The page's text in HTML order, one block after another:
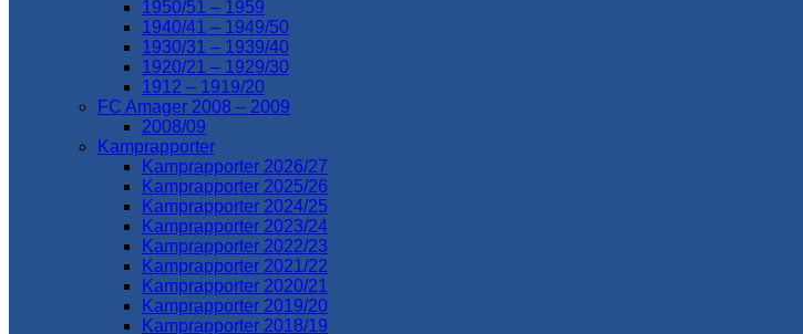
1950/51 – 1959
1940/41 – 1949/50
1930/31 – 1939/40
1920/21 – 1929/30
1912 – 1919/20
FC Amager 2008 – 2009
2008/09
Kamprapporter
Kamprapporter 2026/27
Kamprapporter 2025/26
Kamprapporter 2024/25
Kamprapporter 2023/24
Kamprapporter 2022/23
Kamprapporter 2021/22
Kamprapporter 2020/21
Kamprapporter 2019/20
Kamprapporter 2018/19